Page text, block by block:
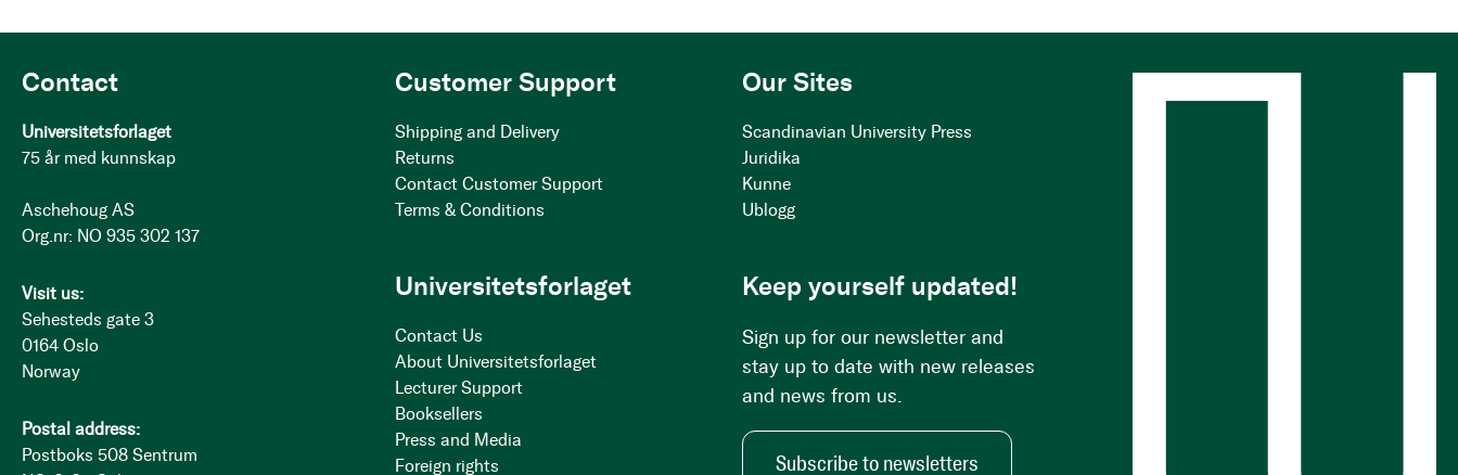
Contact
Universitetsforlaget
75 år med kunnskap
Aschehoug AS
Org.nr: NO 935 302 137
Visit us:
Sehesteds gate 3
0164 Oslo
Norway
Postal address:
Postboks 508 Sentrum
Customer Support
Shipping and Delivery
Returns
Contact Customer Support
Terms & Conditions
Our Sites
Scandinavian University Press
Juridika
Kunne
Ublogg
Universitetsforlaget
Contact Us
About Universitetsforlaget
Lecturer Support
Booksellers
Press and Media
Foreign rights
Keep yourself updated!
Sign up for our newsletter and
stay up to date with new releases
and news from us.
Subscribe to newsletters